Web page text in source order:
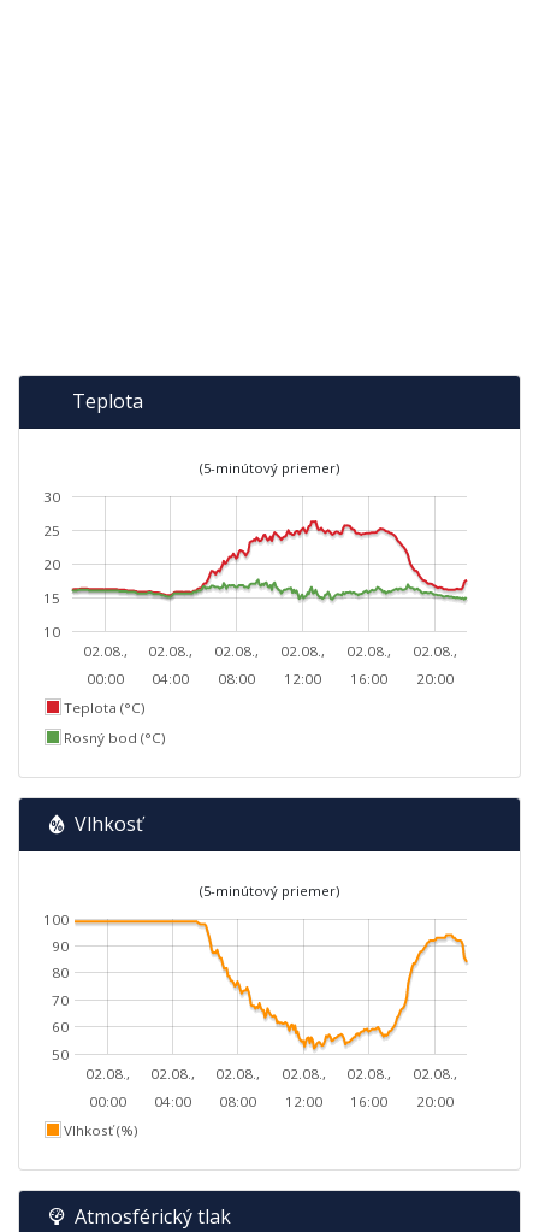
Teplota
(5-minútový priemer)
02.08.,
00:00
02.08.,
04:00
02.08.,
08:00
02.08.,
12:00
02.08.,
16:00
02.08.,
20:00
10
15
20
25
30
Teplota (°C)
Rosný bod (°C)
Vlhkosť
(5-minútový priemer)
02.08.,
00:00
02.08.,
04:00
02.08.,
08:00
02.08.,
12:00
02.08.,
16:00
02.08.,
20:00
50
60
70
80
90
100
Vlhkosť (%)
Atmosférický tlak